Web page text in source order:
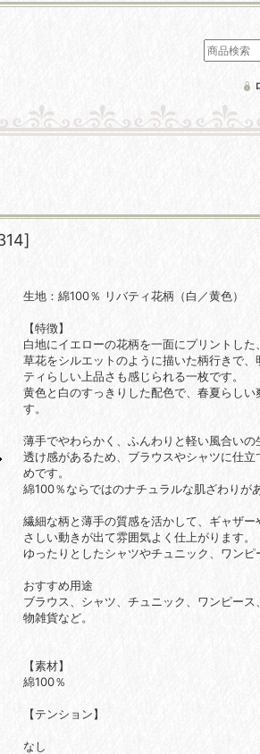
]
生地：綿100％ リバティ花柄（白／黄色）
【特徴】
白地にイエローの花柄を一面にプリントし
草花をシルエットのように描いた柄行きで
ティらしい上品さも感じられる一枚です。
黄色と白のすっきりした配色で、春夏らし
す。
薄手でやわらかく、ふんわりと軽い風合いの
透け感があるため、ブラウスやシャツに仕
めです。
綿100％ならではのナチュラルな肌ざわりが
繊細な柄と薄手の質感を活かして、ギャザ
さしい動きが出て雰囲気よく仕上がります。
ゆったりとしたシャツやチュニック、ワン
おすすめ用途
ブラウス、シャツ、チュニック、ワンピー
物雑貨など。
【素材】
綿100％
【テンション】
なし